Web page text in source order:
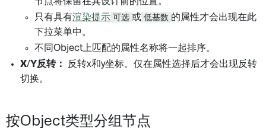
只有具有渲染提示 可选 或 低基数 的属性才会出现在此
下拉菜单中。
不同Object上匹配的属性名称将一起排序。
X/Y反转：
反转x和y坐标。仅在属性选择后才会出现反转
切换。
按Object类型分组节点